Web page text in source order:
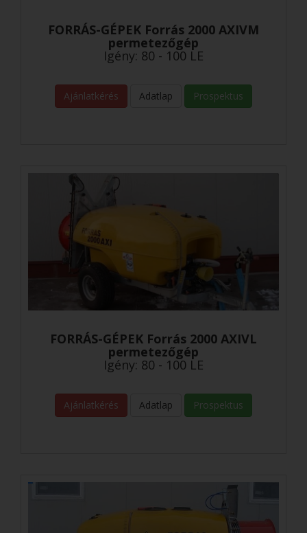
FORRÁS-GÉPEK Forrás 2000 AXIVM
permetezőgép
Igény: 80 - 100 LE
Ajánlatkérés Adatlap Prospektus
FORRÁS-GÉPEK Forrás 2000 AXIVL
permetezőgép
Igény: 80 - 100 LE
Ajánlatkérés Adatlap Prospektus